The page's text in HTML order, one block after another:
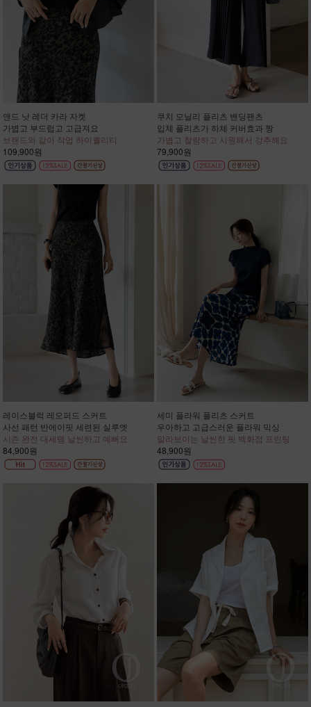
앤드 낫 레더 카라 자켓
가볍고 부드럽고 고급져요
브랜드와 같이 작업 하이퀄리티
109,900원
쿠치 모닐리 플리츠 밴딩팬츠
입체 플리츠가 하체 커버효과 짱
가볍고 찰랑하고 시원해서 강추해요
79,900원
레이스블럭 레오퍼드 스커트
사선 패턴 반에이핏 세련된 실루엣
시즌 완전 대세템 날씬하고 예뻐요
84,900원
세미 플라워 플리츠 스커트
우아하고 고급스러운 플라워 믹싱
말라보이는 날씬한 핏 백화점 프린팅
48,900원